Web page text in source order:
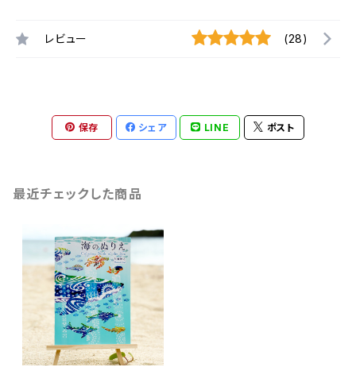
レビュー (28)
保存 シェア LINE ポスト
最近チェックした商品